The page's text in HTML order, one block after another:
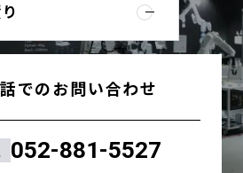
でのお問い合わせ
052-881-5527